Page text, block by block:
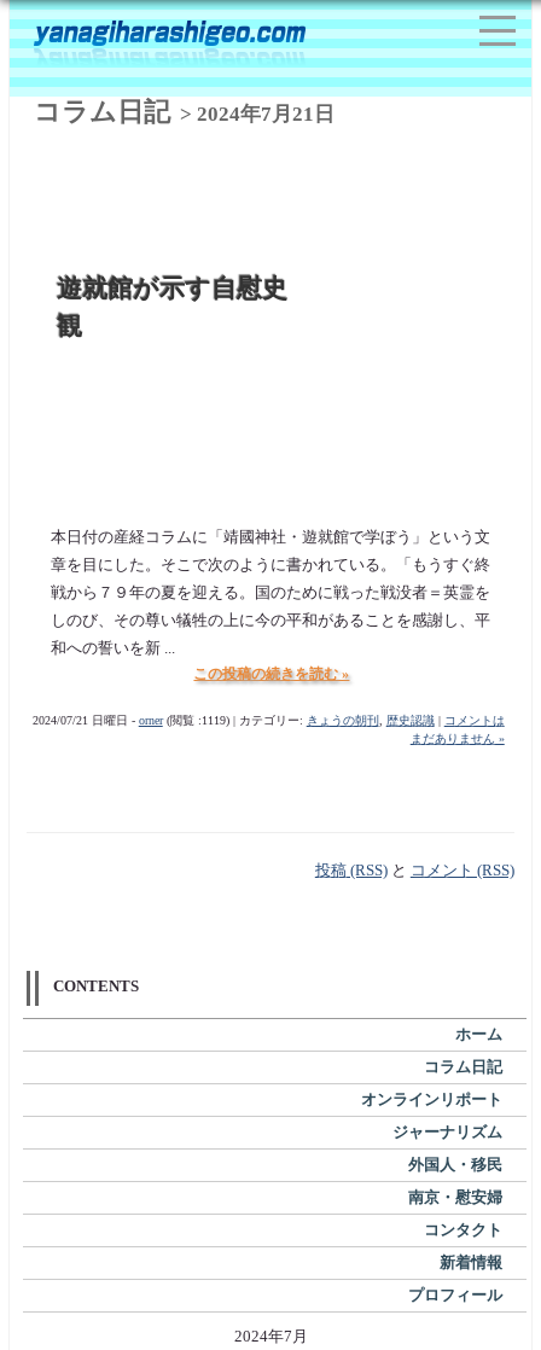
コラム日記> 2024年7月21日
遊就館が示す自慰史
観
本日付の産経コラムに「靖國神社・遊就館で学ぼう」という文
章を目にした。そこで次のように書かれている。「もうすぐ終
戦から７９年の夏を迎える。国のために戦った戦没者＝英霊を
しのび、その尊い犠牲の上に今の平和があることを感謝し、平
和への誓いを新 ...
この投稿の続きを読む »
2024/07/21 日曜日 - orner(閲覧 :1119) | カテゴリー: きょうの朝刊 , 歴史認識|
コメントは
まだありません »
投稿 (RSS)と コメント (RSS)
CONTENTS
ホーム
コラム日記
オンラインリポート
ジャーナリズム
外国人・移民
南京・慰安婦
コンタクト
新着情報
プロフィール
2024年7月